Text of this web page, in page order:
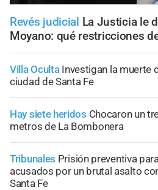
Revés judicial La Justicia le
Moyano: qué restricciones
Villa Oculta Investigan la muerte
ciudad de Santa Fe
Hay siete heridos Chocaron un
metros de La Bombonera
Tribunales Prisión preventiva
acusados por un brutal asalto
Santa Fe